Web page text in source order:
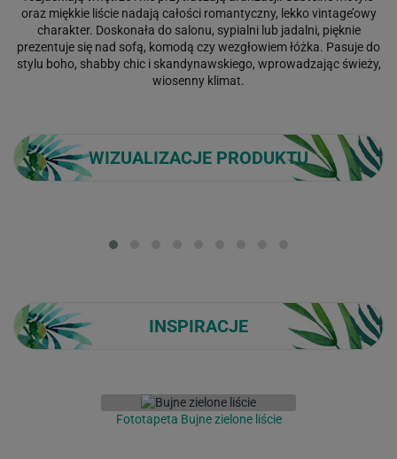
oraz miękkie liście nadają całości romantyczny, lekko vintage’owy
charakter. Doskonała do salonu, sypialni lub jadalni, pięknie
prezentuje się nad sofą, komodą czy wezgłowiem łóżka. Pasuje do
stylu boho, shabby chic i skandynawskiego, wprowadzając świeży,
wiosenny klimat.
WIZUALIZACJE PRODUKTU
INSPIRACJE
Fototapeta Bujne zielone liście